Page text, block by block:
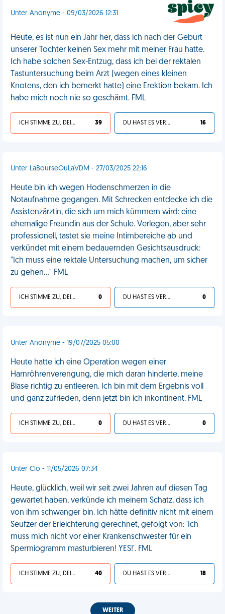
Unter Anonyme - 09/03/2026 12:31
Heute, es ist nun ein Jahr her, dass ich nach der Geburt
unserer Tochter keinen Sex mehr mit meiner Frau hatte.
Ich habe solchen Sex-Entzug, dass ich bei der rektalen
Tastuntersuchung beim Arzt (wegen eines kleinen
Knotens, den ich bemerkt hatte) eine Erektion bekam. Ich
habe mich noch nie so geschämt. FML
ICH STIMME ZU, DEIN LEBEN IST SCHEISSE 39 DU HAST ES VERDIENT 16
Unter LaBourseOuLaVDM - 27/03/2025 22:16
Heute bin ich wegen Hodenschmerzen in die
Notaufnahme gegangen. Mit Schrecken entdecke ich die
Assistenzärztin, die sich um mich kümmern wird: eine
ehemalige Freundin aus der Schule. Verlegen, aber sehr
professionell, tastet sie meine Intimbereiche ab und
verkündet mit einem bedauernden Gesichtsausdruck:
"Ich muss eine rektale Untersuchung machen, um sicher
zu gehen..." FML
ICH STIMME ZU, DEIN LEBEN IST SCHEISSE 0 DU HAST ES VERDIENT 0
Unter Anonyme - 19/07/2025 05:00
Heute hatte ich eine Operation wegen einer
Harnröhrenverengung, die mich daran hinderte, meine
Blase richtig zu entleeren. Ich bin mit dem Ergebnis voll
und ganz zufrieden, denn jetzt bin ich inkontinent. FML
ICH STIMME ZU, DEIN LEBEN IST SCHEISSE 0 DU HAST ES VERDIENT 0
Unter Clo - 11/05/2026 07:34
Heute, glücklich, weil wir seit zwei Jahren auf diesen Tag
gewartet haben, verkünde ich meinem Schatz, dass ich
von ihm schwanger bin. Ich hätte definitiv nicht mit einem
Seufzer der Erleichterung gerechnet, gefolgt von: 'Ich
muss mich nicht vor einer Krankenschwester für ein
Spermiogramm masturbieren! YES!'. FML
ICH STIMME ZU, DEIN LEBEN IST SCHEISSE 40 DU HAST ES VERDIENT 18
WEITER